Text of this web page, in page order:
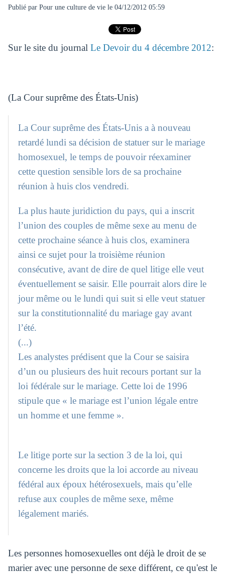
Publié par Pour une culture de viele 04/12/2012 05:59
Sur le site du journal Le Devoir du 4 décembre 2012:
(La Cour suprême des États-Unis)
La Cour suprême des États-Unis a à nouveau
retardé lundi sa décision de statuer sur le mariage
homosexuel, le temps de pouvoir réexaminer
cette question sensible lors de sa prochaine
réunion à huis clos vendredi.
La plus haute juridiction du pays, qui a inscrit
l’union des couples de même sexe au menu de
cette prochaine séance à huis clos, examinera
ainsi ce sujet pour la troisième réunion
consécutive, avant de dire de quel litige elle veut
éventuellement se saisir. Elle pourrait alors dire le
jour même ou le lundi qui suit si elle veut statuer
sur la constitutionnalité du mariage gay avant
l’été.
(...)
Les analystes prédisent que la Cour se saisira
d’un ou plusieurs des huit recours portant sur la
loi fédérale sur le mariage. Cette loi de 1996
stipule que « le mariage est l’union légale entre
un homme et une femme ».
Le litige porte sur la section 3 de la loi, qui
concerne les droits que la loi accorde au niveau
fédéral aux époux hétérosexuels, mais qu’elle
refuse aux couples de même sexe, même
légalement mariés.
Les personnes homosexuelles ont déjà le droit de se
marier avec une personne de sexe différent, ce qu'est le